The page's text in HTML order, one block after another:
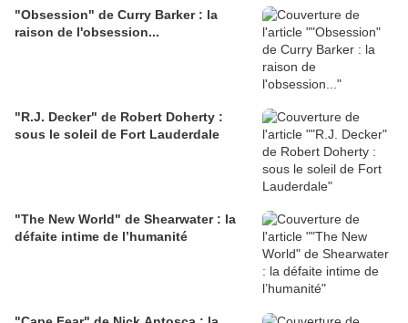
"Obsession" de Curry Barker : la
raison de l'obsession...
"R.J. Decker" de Robert Doherty :
sous le soleil de Fort Lauderdale
"The New World" de Shearwater : la
défaite intime de l’humanité